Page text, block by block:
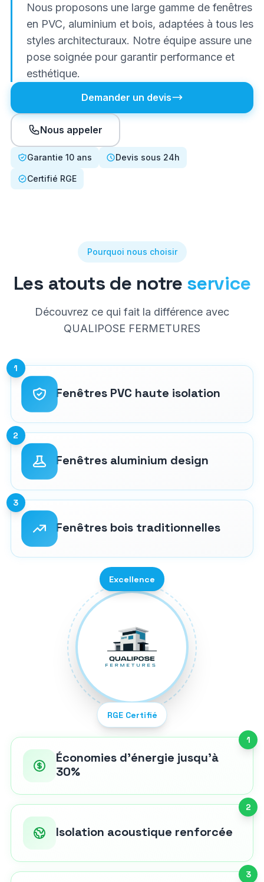
Nous proposons une large gamme de fenêtres
en PVC, aluminium et bois, adaptées à tous les
styles architecturaux. Notre équipe assure une
pose soignée pour garantir performance et
esthétique.
Demander un devis
Nous appeler
Garantie 10 ans Devis sous 24h
Certifié RGE
Pourquoi nous choisir
Les atouts de notre service
Découvrez ce qui fait la différence avec
QUALIPOSE FERMETURES
1
Fenêtres PVC haute isolation
2
Fenêtres aluminium design
3
Fenêtres bois traditionnelles
Excellence
RGE Certifié
1
Économies d'énergie jusqu'à
30%
2
Isolation acoustique renforcée
3